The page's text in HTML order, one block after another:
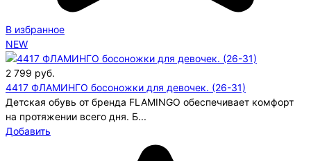
В избранное
NEW
2 799 руб.
4417 ФЛАМИНГО босоножки для девочек. (26-31)
Детская обувь от бренда FLAMINGO обеспечивает комфорт
на протяжении всего дня. Б...
Добавить